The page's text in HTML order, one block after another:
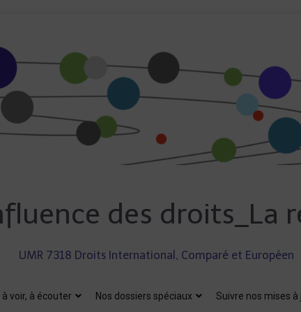
des droits_La
UMR 7318 Droits International, Comparé et Européen
à voir, à écouter Nos dossiers spéciaux Suivre nos mises à